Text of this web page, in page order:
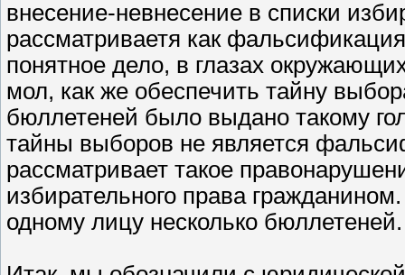
внесение-невнесение в списки
рассматриваетя как
понятное дело, в глазах
мол, как же обеспечить тайну
бюллетеней было выдано такому
тайны выборов не является
рассматривает такое
избирательного права
одному лицу несколько бюллетеней.